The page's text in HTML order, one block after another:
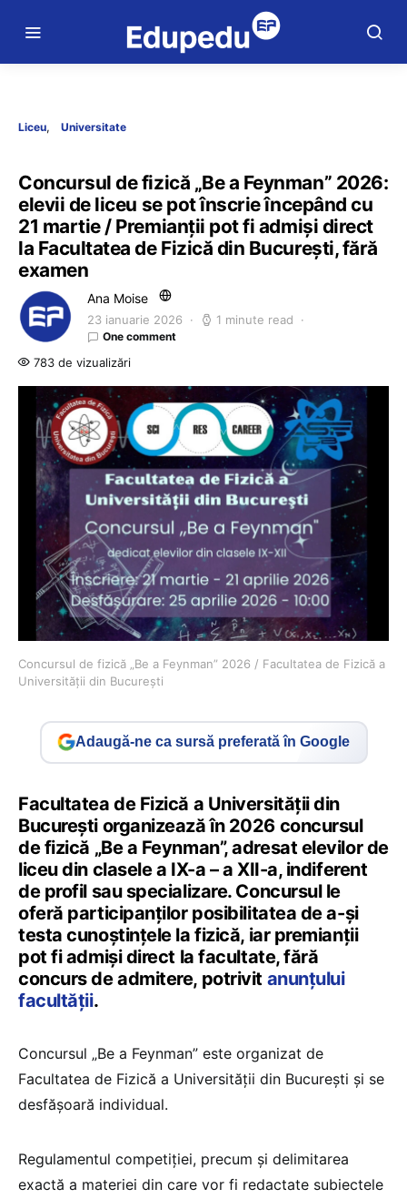
Liceu Universitate
Concursul de fizică „Be a Feynman” 2026:
elevii de liceu se pot înscrie începând cu
21 martie / Premianții pot fi admiși direct
la Facultatea de Fizică din București, fără
examen
Ana Moise
23 ianuarie 2026 1 minute read
One comment
783 de vizualizări
Concursul de fizică „Be a Feynman” 2026 / Facultatea de Fizică a
Universității din București
Adaugă-ne ca sursă preferată în Google
Facultatea de Fizică a Universității din
București organizează în 2026 concursul
de fizică „Be a Feynman”, adresat elevilor de
liceu din clasele a IX-a – a XII-a, indiferent
de profil sau specializare. Concursul le
oferă participanților posibilitatea de a-și
testa cunoștințele la fizică, iar premianții
pot fi admiși direct la facultate, fără
concurs de admitere, potrivit anunțului
facultății.
Concursul „Be a Feynman” este organizat de
Facultatea de Fizică a Universității din București și se
desfășoară individual.
Regulamentul competiției, precum și delimitarea
exactă a materiei din care vor fi redactate subiectele